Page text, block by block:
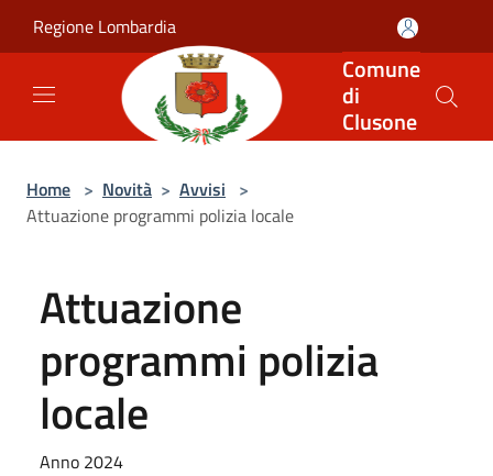
Regione Lombardia
Comune
di
Clusone
Home > Novità > Avvisi >
Attuazione programmi polizia locale
Attuazione
programmi polizia
locale
Anno 2024